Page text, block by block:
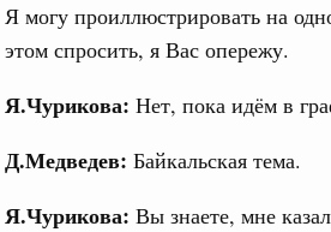
Я могу проиллюстрировать на
этом спросить, я Вас опережу.
Я.Чурикова: Нет, пока идём в
Д.Медведев: Байкальская тема.
Я.Чурикова: Вы знаете, мне
Правительства Татьяна Голикова
городов. Городская среда
провёл заседание